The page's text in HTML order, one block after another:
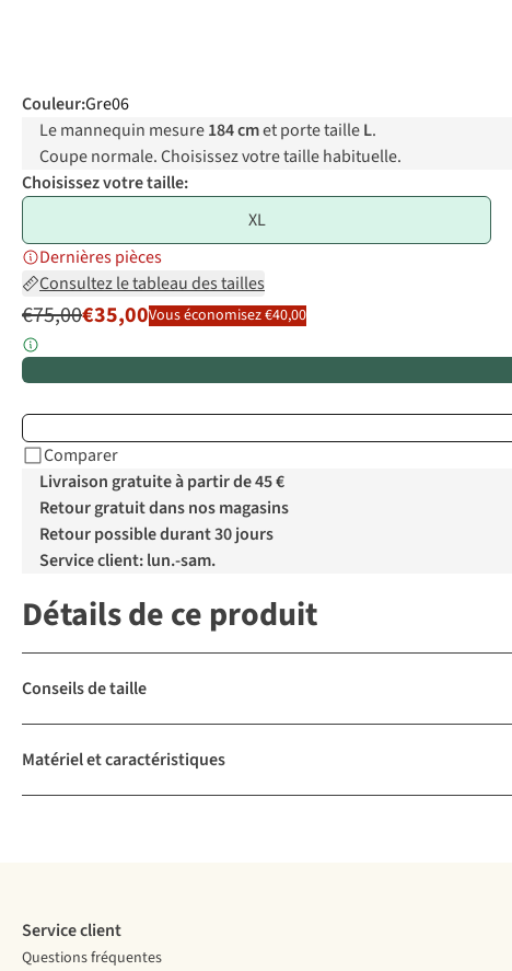
Couleur:Gre06
Le mannequin mesure184 cmet porte tailleL.
Coupe normale. Choisissez votre taille habituelle.
Choisissez votre taille:
XL
Dernières pièces
Consultez le tableau des tailles
€75,00€35,00Vous économisez €40,00
Comparer
Livraison gratuite à partir de 45 €
Retour gratuit dans nos magasins
Retour possible durant 30 jours
Service client: lun.-sam.
Détails de ce produit
Conseils de taille
Matériel et caractéristiques
Service client
Questions fréquentes